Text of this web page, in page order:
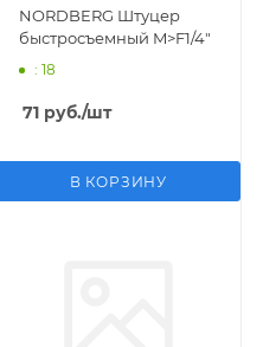
NORDBERG Штуцер
быстросъемный M>F1/4"
: 18
71 руб./шт
В КОРЗИНУ